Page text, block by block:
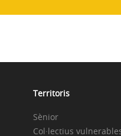
Territoris
Sènior
Col·lectius